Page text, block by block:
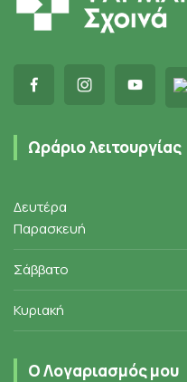
Ωράριο λειτουργίας
Δευτέρα
Παρασκευή
Σάββατο
Κυριακή
Ο Λογαριασμός μου